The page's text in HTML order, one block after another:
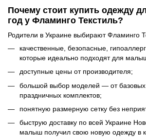
Почему стоит купить одежду
год у Фламинго Текстиль?
Родители в Украине выбирают Фламинго
качественные, безопасные,
которые идеально подходят для
доступные цены от производителя;
большой выбор моделей — от
праздничных комплектов;
понятную размерную сетку без
быструю доставку по всей Украине
малыш получил свою новую одежду в